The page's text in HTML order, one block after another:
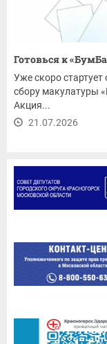
Готовься к
Уже скоро стартует
сбору макулатуры
Акция...
21.07.2026